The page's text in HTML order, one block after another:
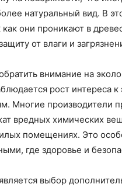
натуральный вид. В
как они проникают в
от влаги и
внимание на
рост интереса
Многие производители
вредных химических
помещениях. Это
где здоровье и
выбор